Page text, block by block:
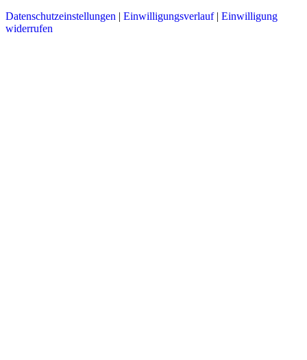
Datenschutzeinstellungen | Einwilligungsverlauf| Einwilligung
widerrufen